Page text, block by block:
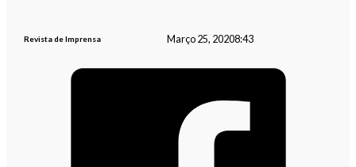
Revista de Imprensa Março 25, 20208:43